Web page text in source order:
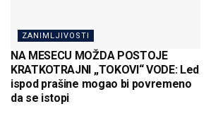
ZANIMLJIVOSTI
NA MESECU MOŽDA POSTOJE
KRATKOTRAJNI „TOKOVI“ VODE: Led
ispod prašine mogao bi povremeno
da se istopi